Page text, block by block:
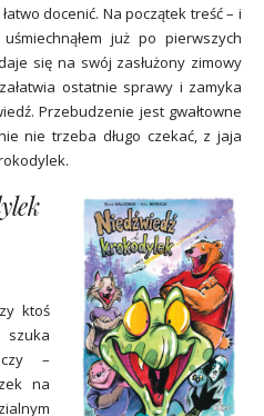
docenić. Na początek treść – i
już po pierwszych
się na swój zasłużony zimowy
ostatnie sprawy i zamyka
Przebudzenie jest gwałtowne
nie trzeba długo czekać, z jaja
ktoś
szuka
–
na